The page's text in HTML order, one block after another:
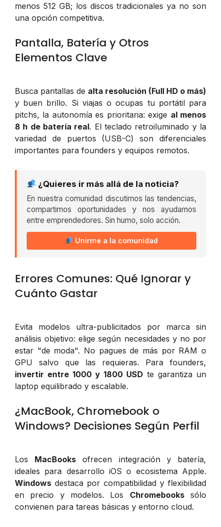
menos 512 GB; los discos tradicionales ya no son
una opción competitiva.
Pantalla, Batería y Otros
Elementos Clave
Busca pantallas de alta resolución (Full HD o más)
y buen brillo. Si viajas o ocupas tu portátil para
pitchs, la autonomía es prioritaria: exige al menos
8 h de batería real. El teclado retroiluminado y la
variedad de puertos (USB-C) son diferenciales
importantes para founders y equipos remotos.
¿Quieres ir más allá de la noticia?
En nuestra comunidad discutimos las tendencias,
compartimos oportunidades y nos ayudamos
entre emprendedores. Sin humo, solo acción.
Unirme a la comunidad
Errores Comunes: Qué Ignorar y
Cuánto Gastar
Evita modelos ultra-publicitados por marca sin
análisis objetivo: elige según necesidades y no por
estar "de moda". No pagues de más por RAM o
GPU salvo que las requieras. Para founders,
invertir entre 1000 y 1800 USD te garantiza un
laptop equilibrado y escalable.
¿MacBook, Chromebook o
Windows? Decisiones Según Perfil
Los MacBooks ofrecen integración y batería,
ideales para desarrollo iOS o ecosistema Apple.
Windows destaca por compatibilidad y flexibilidad
en precio y modelos. Los Chromebookssólo
convienen para tareas básicas y entorno cloud.